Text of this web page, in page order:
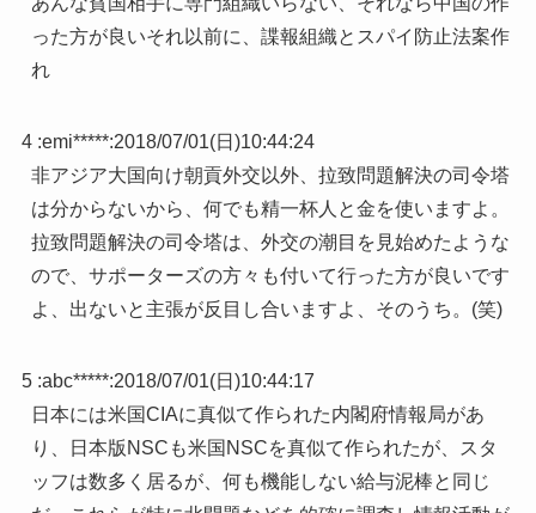
った方が良いそれ以前に、諜報組織とスパイ防止法案作
れ
4 :emi*****:2018/07/01(日)10:44:24
非アジア大国向け朝貢外交以外、拉致問題解決の司令塔
は分からないから、何でも精一杯人と金を使いますよ。
拉致問題解決の司令塔は、外交の潮目を見始めたような
ので、サポーターズの方々も付いて行った方が良いです
よ、出ないと主張が反目し合いますよ、そのうち。(笑)
5 :abc*****:2018/07/01(日)10:44:17
日本には米国CIAに真似て作られた内閣府情報局があ
り、日本版NSCも米国NSCを真似て作られたが、スタ
ッフは数多く居るが、何も機能しない給与泥棒と同じ